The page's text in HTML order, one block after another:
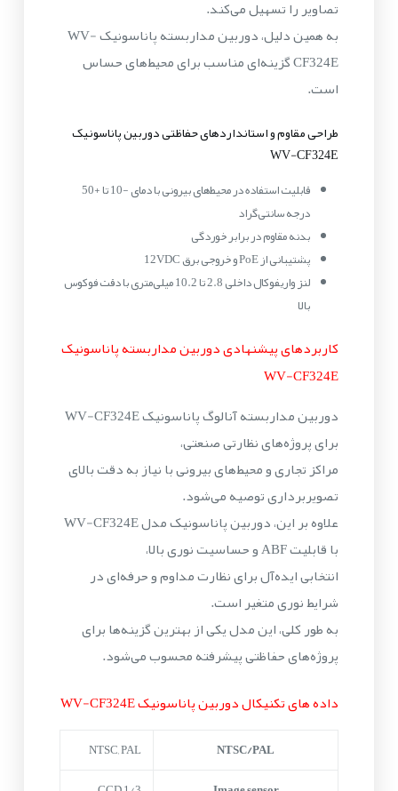
تصاویر را تسهیل می‌کند.
به همین دلیل، دوربین مداربسته پاناسونیک WV-
CF324E گزینه‌ای مناسب برای محیط‌های حساس
است.
طراحی مقاوم و استانداردهای حفاظتی دوربین پاناسونیک
WV-CF324E
قابلیت استفاده در محیط‌های بیرونی با دمای -10 تا +50
درجه سانتی‌گراد
بدنه مقاوم در برابر خوردگی
پشتیبانی از PoE و خروجی برق 12VDC
لنز واریفوکال داخلی 2.8 تا 10.2 میلی‌متری با دقت فوکوس
بالا
کاربردهای پیشنهادی دوربین مداربسته پاناسونیک
WV-CF324E
دوربین مداربسته آنالوگ پاناسونیک WV-CF324E
برای پروژه‌های نظارتی صنعتی،
مراکز تجاری و محیط‌های بیرونی با نیاز به دقت بالای
تصویربرداری توصیه می‌شود.
علاوه بر این، دوربین پاناسونیک مدل WV-CF324E
با قابلیت ABF و حساسیت نوری بالا،
انتخابی ایده‌آل برای نظارت مداوم و حرفه‌ای در
شرایط نوری متغیر است.
به طور کلی، این مدل یکی از بهترین گزینه‌ها برای
پروژه‌های حفاظتی پیشرفته محسوب می‌شود.
داده های تکنیکال دوربین پاناسونیک WV-CF324E
NTSC/PAL
NTSC, PAL